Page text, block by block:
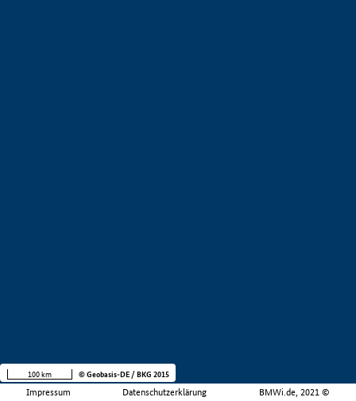
Impressum Datenschutzerklärung BMWi.de, 2021 ©
100 km © Geobasis-DE / BKG 2015